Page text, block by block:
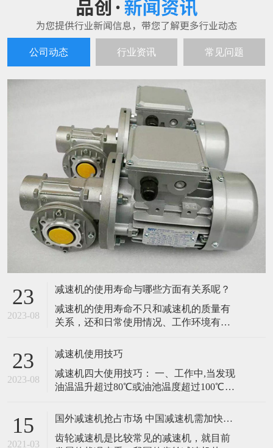
23
2023-08
减速机的使用寿命与哪些方面有关系呢？
减速机的使用寿命不只和减速机的质量有
关系，还和日常使用情况、工作环境有着
养维护，对于延长减速机的使用寿命，有
至关重要的联系。 首先是减速机的内部清
洁，减速机能够保持其正常运转的基本条
件就是保持其内部零件的整洁，任何则指
污物进入减速机内部都会影响并损坏其转
动系
减速机四大使用技巧： 一、工作中,当发现
油温温升超过80℃或油池温度超过100℃及
产生不正常的噪声等现象时应停止使用,检
查原因,必须排除故障,更换润滑油后,方可继
续运转。 二、换油时要等待减速机冷却下
来无燃烧危险为止,但仍应保持温热,因为完
全冷却后,油的粘度增大,放油困难.注意:要
切断传动装
2021-03
国外减速机抢占市场 中国减速机需加快自主研发的步伐
齿轮减速机是比较常见的减速机，就目前
发展的状况来看，我国的齿轮减速机从进
入我国发展的起始到今天，变化并不大，
生产制造的模式并没有得到很大的改变，
针对这样的情况，国外的许多齿轮减速机
企业依靠技术、管理、资金等方面的优势
取得了独有的市场份额，并逐步进军中国
占，中国的
15
各个类型减速机使用哪些润滑油？
1、卧式摆线减速机在正常情况下采用油池
润滑，油面高度保持在视油窗的中部即
常温下一般选用40#或50#机械油润滑，为
了提高减速机的性能、延长摆线针轮减速
机的使用寿命，建议采用70#或90#极压齿
在线留言